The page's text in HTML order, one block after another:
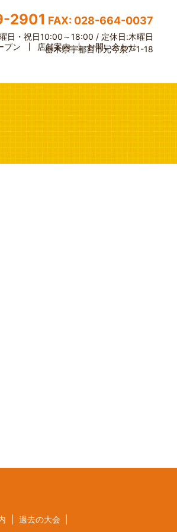
2901 FAX: 028-664-0037
日・祝日10:00～18:00 / 定休日:木曜日
栃木県宇都宮市元今泉7-1-18
プン 店舗案内 お問い合わせ
過去の大会